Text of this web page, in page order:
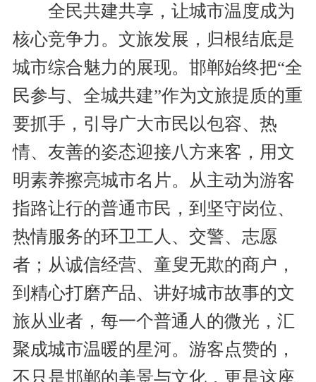
全民共建共享，让城市温度成为
核心竞争力。文旅发展，归根结底是
城市综合魅力的展现。邯郸始终把“全
民参与、全城共建”作为文旅提质的重
要抓手，引导广大市民以包容、热
情、友善的姿态迎接八方来客，用文
明素养擦亮城市名片。从主动为游客
指路让行的普通市民，到坚守岗位、
热情服务的环卫工人、交警、志愿
者；从诚信经营、童叟无欺的商户，
到精心打磨产品、讲好城市故事的文
旅从业者，每一个普通人的微光，汇
聚成城市温暖的星河。游客点赞的，
不只是邯郸的美景与文化，更是这座